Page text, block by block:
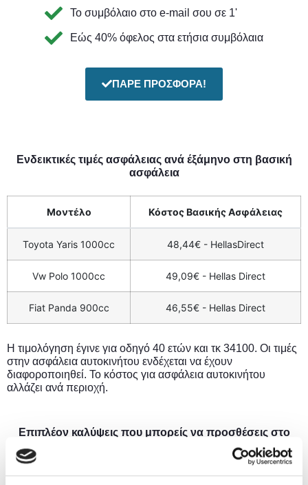
Το συμβόλαιο στο e-mail σου σε 1'
Εώς 40% όφελος στα ετήσια συμβόλαια
ΠΑΡΕ ΠΡΟΣΦΟΡΑ!
Ενδεικτικές τιμές ασφάλειας ανά έξάμηνο στη βασική
ασφάλεια
Μοντέλο Κόστος Βασικής Ασφάλειας
Toyota Yaris 1000cc 48,44€ - HellasDirect
Vw Polo 1000cc 49,09€ - Hellas Direct
Fiat Panda 900cc 46,55€ - Hellas Direct
Η τιμολόγηση έγινε για οδηγό 40 ετών και τκ 34100. Οι τιμές
στην ασφάλεια αυτοκινήτου ενδέχεται να έχουν
διαφοροποιηθεί. Το κόστος για ασφάλεια αυτοκινήτου
αλλάζει ανά περιοχή.
Επιπλέον καλύψεις που μπορείς να προσθέσεις στο